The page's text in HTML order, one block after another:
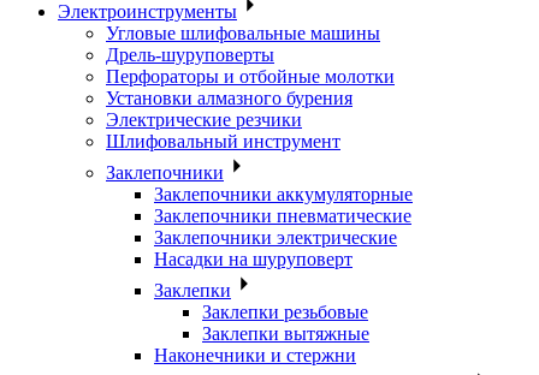
Электроинструменты
Угловые шлифовальные машины
Дрель-шуруповерты
Перфораторы и отбойные молотки
Установки алмазного бурения
Электрические резчики
Шлифовальный инструмент
Заклепочники
Заклепочники аккумуляторные
Заклепочники пневматические
Заклепочники электрические
Насадки на шуруповерт
Заклепки
Заклепки резьбовые
Заклепки вытяжные
Наконечники и стержни